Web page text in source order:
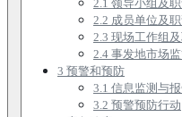
2.1 领导小组及
2.2 成员单位及
2.3 现场工作组
2.4 事发地市场
3 预警和预防
3.1 信息监测与
3.2 预警预防行动